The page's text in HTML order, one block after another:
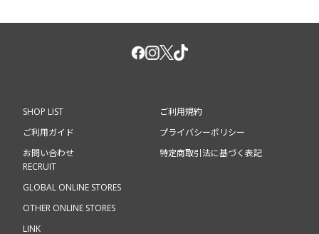
SHOP LIST
ご利用ガイド
お問い合わせ
ご利用規約
プライバシーポリシー
特定商取引法に基づく表記
RECRUIT
GLOBAL ONLINE STORES
OTHER ONLINE STORES
LINK